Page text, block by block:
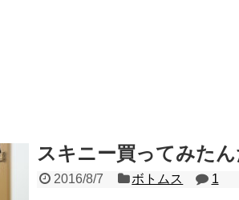
スキニー買ってみた
2016/8/7 ボトムス 1